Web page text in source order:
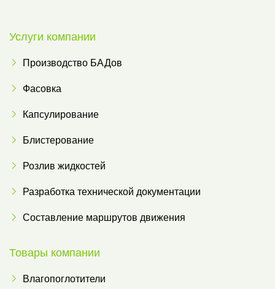
Услуги компании
Производство БАДов
Фасовка
Капсулирование
Блистерование
Розлив жидкостей
Разработка технической документации
Составление маршрутов движения
Товары компании
Влагопоглотители